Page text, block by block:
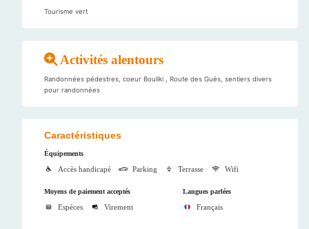
Tourisme vert
Activités alentours
Randonnées pédestres, coeur Bouliki , Route des Gués, sentiers divers
pour randonnées
Caractéristiques
Équipements
Accès handicapé Parking Terrasse Wifi
Moyens de paiement acceptés
Espèces Virement
Langues parlées
Français